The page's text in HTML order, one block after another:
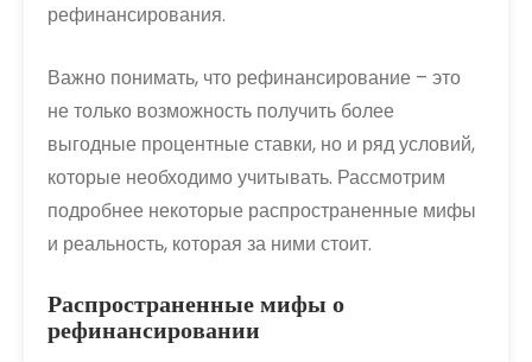
рефинансирования.
Важно понимать, что рефинансирование – это
не только возможность получить более
выгодные процентные ставки, но и ряд условий,
которые необходимо учитывать. Рассмотрим
подробнее некоторые распространенные мифы
и реальность, которая за ними стоит.
Распространенные мифы о
рефинансировании